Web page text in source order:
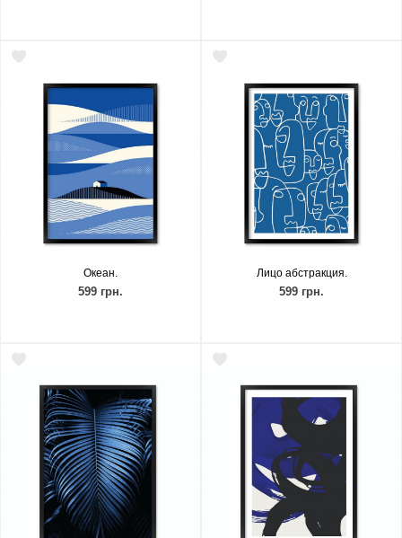
Океан.
599 грн.
Лицо абстракция.
599 грн.